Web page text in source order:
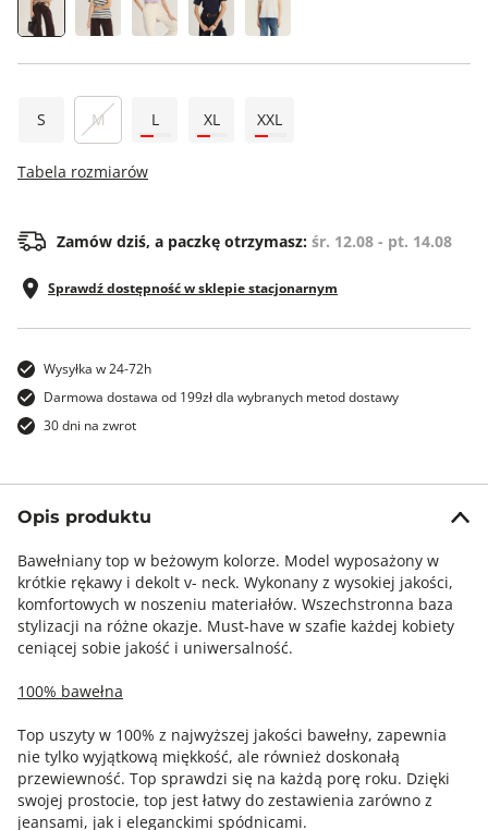
S M L XL XXL
Tabela rozmiarów
Zamów dziś, a paczkę otrzymasz: śr. 12.08 - pt. 14.08
Sprawdź dostępność w sklepie stacjonarnym
Wysyłka w 24-72h
Darmowa dostawa od 199zł dla wybranych metod dostawy
30 dni na zwrot
Opis produktu
Bawełniany top w beżowym kolorze. Model wyposażony w
krótkie rękawy i dekolt v- neck. Wykonany z wysokiej jakości,
komfortowych w noszeniu materiałów. Wszechstronna baza
stylizacji na różne okazje. Must-have w szafie każdej kobiety
ceniącej sobie jakość i uniwersalność.
100% bawełna
Top uszyty w 100% z najwyższej jakości bawełny, zapewnia
nie tylko wyjątkową miękkość, ale również doskonałą
przewiewność. Top sprawdzi się na każdą porę roku. Dzięki
swojej prostocie, top jest łatwy do zestawienia zarówno z
jeansami, jak i eleganckimi spódnicami.